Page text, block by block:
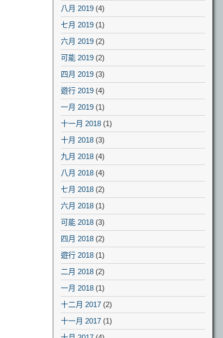
八月 2019 (4)
七月 2019 (1)
六月 2019 (2)
可能 2019 (2)
四月 2019 (3)
遊行 2019 (4)
一月 2019 (1)
十一月 2018 (1)
十月 2018 (3)
九月 2018 (4)
八月 2018 (4)
七月 2018 (2)
六月 2018 (1)
可能 2018 (3)
四月 2018 (2)
遊行 2018 (1)
二月 2018 (2)
一月 2018 (1)
十二月 2017 (2)
十一月 2017 (1)